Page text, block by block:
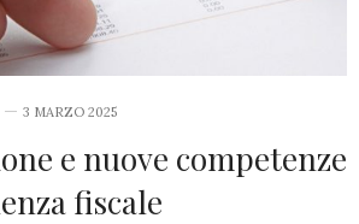
3 MARZO 2025
e nuove competenze
fiscale